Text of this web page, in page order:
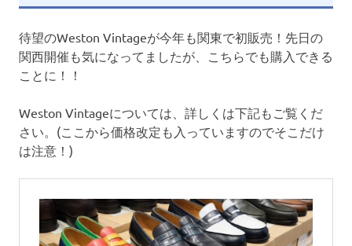
待望のWeston Vintageが今年も関東で初販売！先日の
関西開催も気になってましたが、こちらでも購入できる
ことに！！
Weston Vintageについては、詳しくは下記もご覧くだ
さい。(ここから価格改定も入っていますのでそこだけ
は注意！)